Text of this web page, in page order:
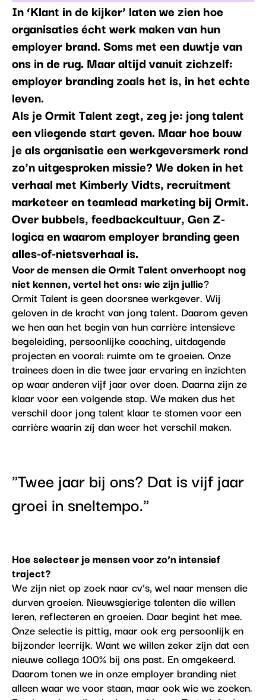
In‘Klant in de kijker’ laten we zien hoe
organisaties écht werk maken van hun
employer brand. Soms met een duwtje van
ons in de rug. Maar altijd vanuit zichzelf:
employer branding zoals het is, in het echte
leven.
Als je Ormit Talent zegt, zeg je: jong talent
een vliegende start geven. Maar hoe bouw
je als organisatie een werkgeversmerk rond
zo'n uitgesproken missie? We doken in het
verhaal met Kimberly Vidts, recruitment
marketeer en teamlead marketing bij Ormit.
Over bubbels, feedbackcultuur, Gen Z-
logica en waarom employer branding geen
alles-of-nietsverhaal is.
Voor de mensen die Ormit Talent onverhoopt nog
niet kennen, vertel het ons: wie zijn jullie?
Ormit Talent is geen doorsnee werkgever. Wij
geloven in de kracht van jong talent. Daarom geven
we hen aan het begin van hun carrière intensieve
begeleiding, persoonlijke coaching, uitdagende
projecten en vooral: ruimte om te groeien. Onze
trainees doen in die twee jaar ervaring en inzichten
op waar anderen vijf jaar over doen. Daarna zijn ze
klaar voor een volgende stap. We maken dus het
verschil door jong talent klaar te stomen voor een
carrière waarin zíj dan weer het verschil maken.
"Twee jaar bij ons? Dat is vijf jaar
groei in sneltempo."
Hoe selecteer je mensen voor zo’n intensief
traject?
We zijn niet op zoek naar cv’s, wel naar mensen die
durven groeien. Nieuwsgierige talenten die willen
leren, reflecteren en groeien. Daar begint het mee.
Onze selectie is pittig, maar ook erg persoonlijk en
bijzonder leerrijk. Want we willen zeker zijn dat een
nieuwe collega 100% bij ons past. En omgekeerd.
Daarom tonen we in onze employer branding niet
alleen waar we voor staan, maar ook wie we zoeken.